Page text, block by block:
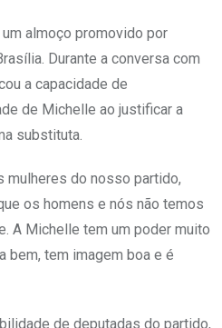
almoço promovido por
Durante a conversa com
a capacidade de
de Michelle ao justificar a
substituta.
mulheres do nosso partido,
os homens e nós não temos
A Michelle tem um poder muito
bem, tem imagem boa e é
de deputadas do partido,